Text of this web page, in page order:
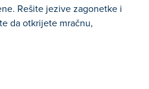
Rešite jezive zagonetke i
da otkrijete mračnu,